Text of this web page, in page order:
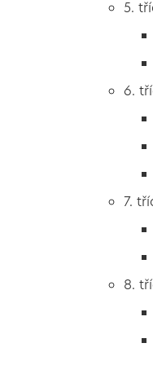
2. B
3. A
4. A
5. A
5.
6.
7.
8.